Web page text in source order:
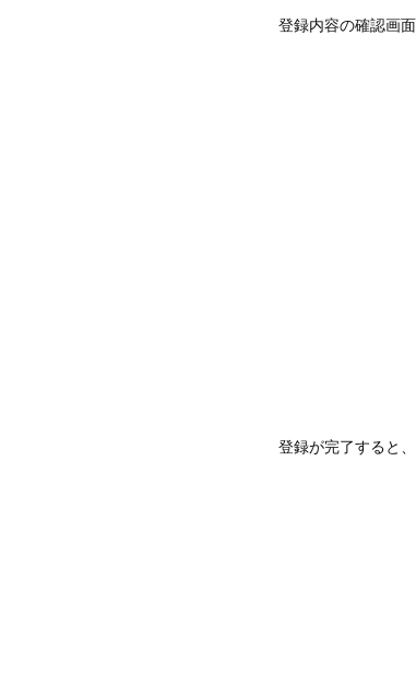
登録内容の確認画
登録が完了すると